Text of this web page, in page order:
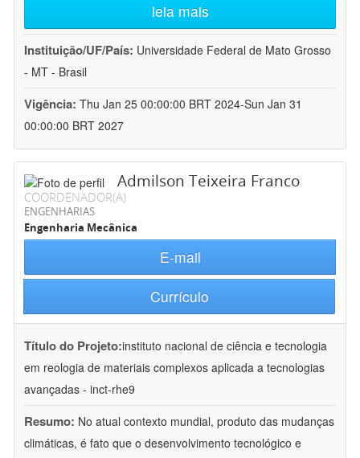
leia mais
Instituição/UF/País: Universidade Federal de Mato Grosso
- MT - Brasil
Vigência: Thu Jan 25 00:00:00 BRT 2024-Sun Jan 31
00:00:00 BRT 2027
Admilson Teixeira Franco
COORDENADOR(A)
ENGENHARIAS
Engenharia Mecânica
E-mail
Currículo
Título do Projeto:instituto nacional de ciência e tecnologia
em reologia de materiais complexos aplicada a tecnologias
avançadas - inct-rhe9
Resumo: No atual contexto mundial, produto das mudanças
climáticas, é fato que o desenvolvimento tecnológico e